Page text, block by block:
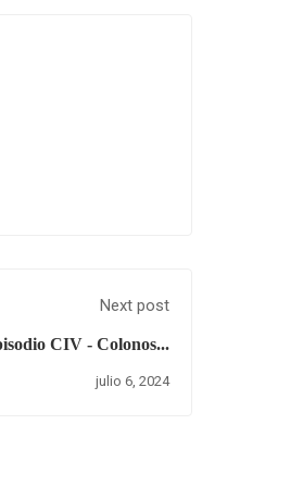
Next post
CIV - Colonos...
julio 6, 2024